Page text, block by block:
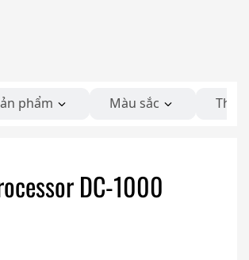
phẩm Màu sắc
DC-1000